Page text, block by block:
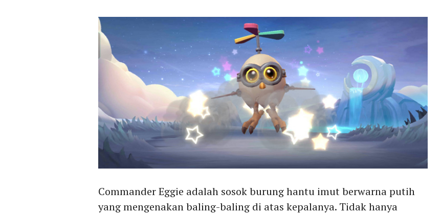
Commander Eggie adalah sosok burung hantu imut berwarna putih
yang mengenakan baling-baling di atas kepalanya. Tidak hanya